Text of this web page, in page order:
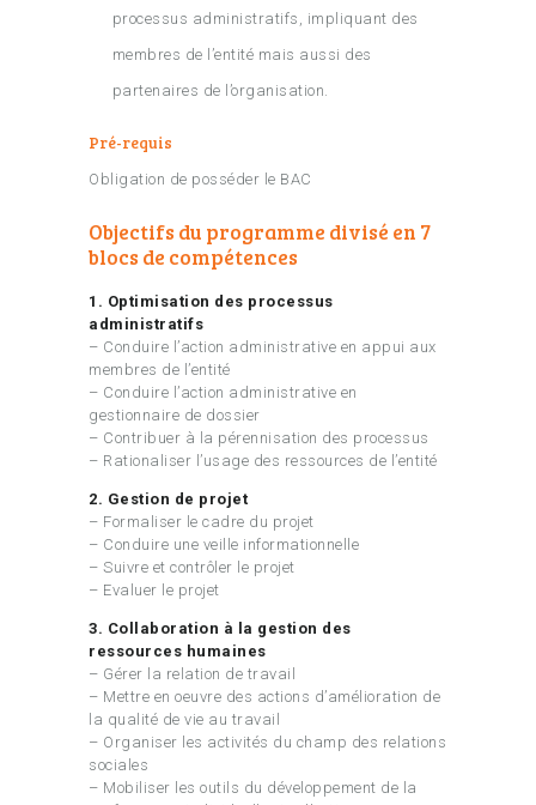
processus administratifs, impliquant des
membres de l’entité mais aussi des
partenaires de l’organisation.
Pré-requis
Obligation de posséder le BAC
Objectifs du programme divisé en 7
blocs de compétences
1. Optimisation des processus
administratifs
– Conduire l’action administrative en appui aux
membres de l’entité
– Conduire l’action administrative en
gestionnaire de dossier
– Contribuer à la pérennisation des processus
– Rationaliser l’usage des ressources de l’entité
2. Gestion de projet
– Formaliser le cadre du projet
– Conduire une veille informationnelle
– Suivre et contrôler le projet
– Evaluer le projet
3. Collaboration à la gestion des
ressources humaines
– Gérer la relation de travail
– Mettre en oeuvre des actions d’amélioration de
la qualité de vie au travail
– Organiser les activités du champ des relations
sociales
– Mobiliser les outils du développement de la